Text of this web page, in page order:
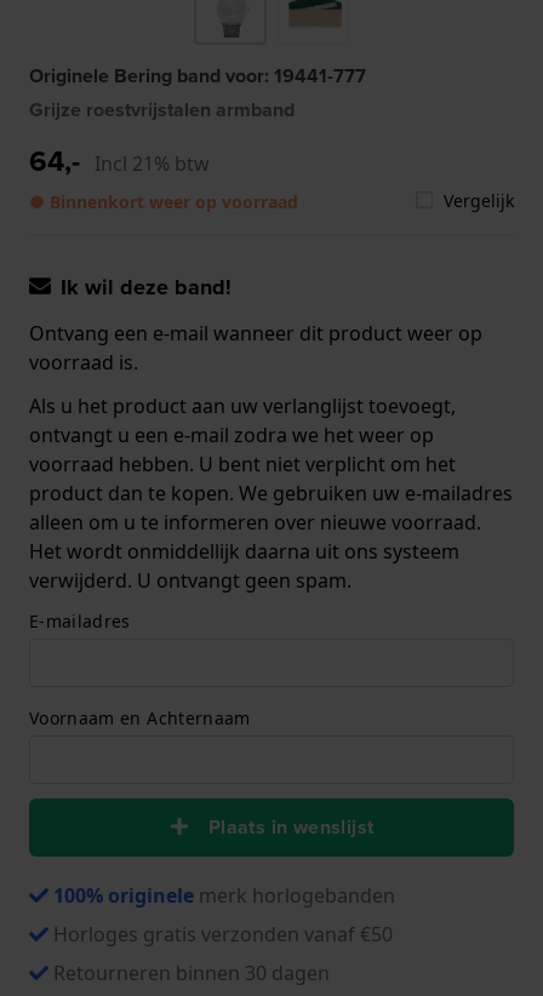
Originele Bering band voor: 19441-777
Grijze roestvrijstalen armband
64,- Incl 21% btw
● Binnenkort weer op voorraad Vergelijk
Ik wil deze band!
Ontvang een e-mail wanneer dit product weer op
voorraad is.
Als u het product aan uw verlanglijst toevoegt,
ontvangt u een e-mail zodra we het weer op
voorraad hebben. U bent niet verplicht om het
product dan te kopen. We gebruiken uw e-mailadres
alleen om u te informeren over nieuwe voorraad.
Het wordt onmiddellijk daarna uit ons systeem
verwijderd. U ontvangt geen spam.
E-mailadres
Voornaam en Achternaam
Plaats in wenslijst
100% originele merk horlogebanden
Horloges gratis verzonden vanaf €50
Retourneren binnen 30 dagen